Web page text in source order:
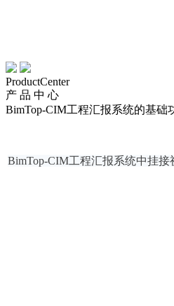
ProductCenter
产 品 中 心
BimTop-CIM工程汇报系统的基础
BimTop-CIM工程汇报系统中挂